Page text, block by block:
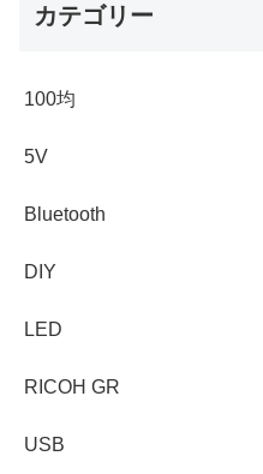
カテゴリー
100均
5V
Bluetooth
DIY
LED
RICOH GR
USB